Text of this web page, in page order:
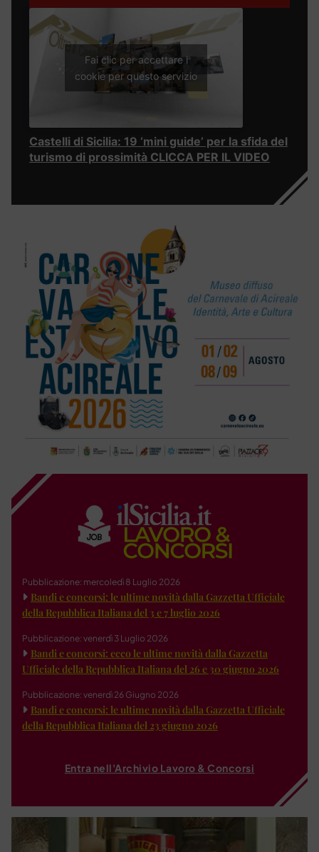
Fai clic per accettare i
cookie per questo servizio
Castelli di Sicilia: 19 ‘mini guide’ per la sfida del
turismo di prossimità CLICCA PER IL VIDEO
Pubblicazione: mercoledì 8 Luglio 2026
Bandi e concorsi: le ultime novità dalla Gazzetta Ufficiale
della Repubblica Italiana del 3 e 7 luglio 2026
Pubblicazione: venerdì 3 Luglio 2026
Bandi e concorsi: ecco le ultime novità dalla Gazzetta
Ufficiale della Repubblica Italiana del 26 e 30 giugno 2026
Pubblicazione: venerdì 26 Giugno 2026
Bandi e concorsi: le ultime novità dalla Gazzetta Ufficiale
della Repubblica Italiana del 23 giugno 2026
Entra nell'Archivio Lavoro & Concorsi